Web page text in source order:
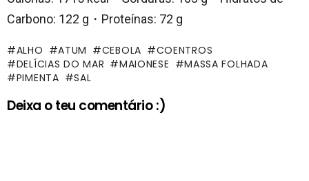
Carbono: 122 g・Proteínas: 72 g
ALHO ATUM CEBOLA
COENTROS
DELÍCIAS DO MAR
MAIONESE
MASSA FOLHADA
PIMENTA
SAL
Deixa o teu comentário :)